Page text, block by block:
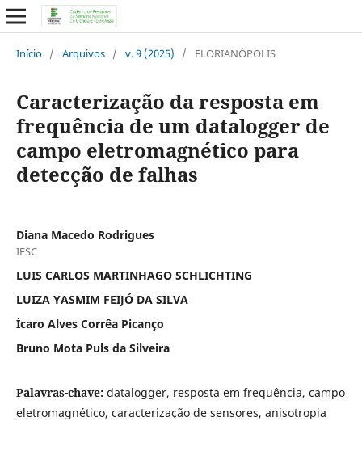
Início / Arquivos / v. 9 (2025) / FLORIANÓPOLIS
Caracterização da resposta em
frequência de um datalogger de
campo eletromagnético para
detecção de falhas
Diana Macedo Rodrigues
IFSC
LUIS CARLOS MARTINHAGO SCHLICHTING
LUIZA YASMIM FEIJÓ DA SILVA
Ícaro Alves Corrêa Picanço
Bruno Mota Puls da Silveira
Palavras-chave: datalogger, resposta em frequência, campo
eletromagnético, caracterização de sensores, anisotropia